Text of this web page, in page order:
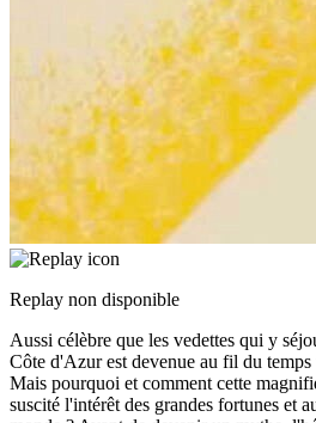
Replay non disponible
Aussi célèbre que les vedettes qui y
Côte d'Azur est devenue au fil du temps
Mais pourquoi et comment cette
suscité l'intérêt des grandes fortunes et